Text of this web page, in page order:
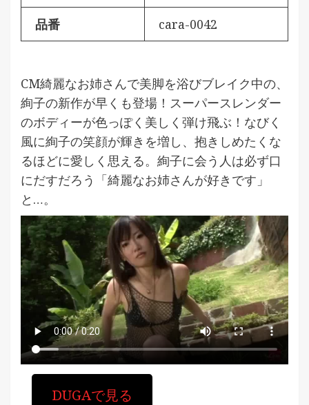
品番 cara-0042
CM綺麗なお姉さんで美脚を浴びブレイク中の、
絢子の新作が早くも登場！スーパースレンダー
のボディーが色っぽく美しく弾け飛ぶ！なびく
風に絢子の笑顔が輝きを増し、抱きしめたくな
るほどに愛しく思える。絢子に会う人は必ず口
にだすだろう「綺麗なお姉さんが好きです」
と…。
DUGAで見る